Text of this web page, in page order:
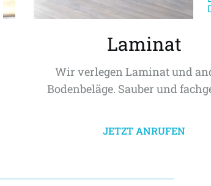
Laminat
Wir verlegen Laminat und
Bodenbeläge. Sauber und
JETZT ANRUFEN